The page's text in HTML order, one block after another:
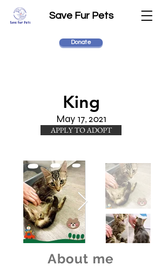
Save Fur Pets
Donate
King
May 17, 2021
APPLY TO ADOPT
About me